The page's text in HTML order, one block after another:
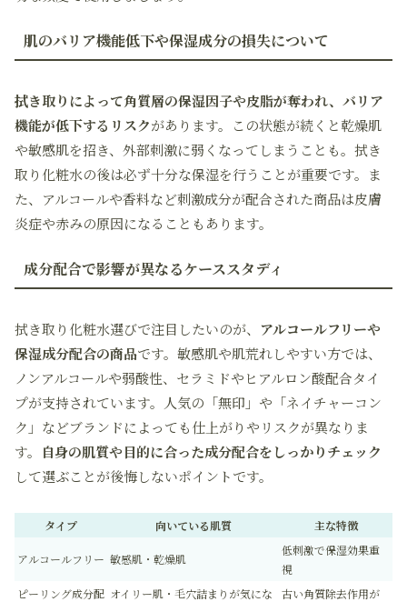
肌のバリア機能低下や保湿成分の損失について
拭き取りによって角質層の保湿因子や皮脂が奪われ、バリア
機能が低下するリスクがあります。この状態が続くと乾燥肌
や敏感肌を招き、外部刺激に弱くなってしまうことも。拭き
取り化粧水の後は必ず十分な保湿を行うことが重要です。ま
た、アルコールや香料など刺激成分が配合された商品は皮膚
炎症や赤みの原因になることもあります。
成分配合で影響が異なるケーススタディ
拭き取り化粧水選びで注目したいのが、 アルコールフリーや
保湿成分配合の商品です。敏感肌や肌荒れしやすい方では、
ノンアルコールや弱酸性、セラミドやヒアルロン酸配合タイ
プが支持されています。人気の「無印」や「ネイチャーコン
ク」などブランドによっても仕上がりやリスクが異なりま
す。
自身の肌質や目的に合った成分配合をしっかりチェック
して選ぶことが後悔しないポイントです。
タイプ 向いている肌質 主な特徴
アルコールフリー 敏感肌・乾燥肌
低刺激で保湿効果重
視
ピーリング成分配 オイリー肌・毛穴詰まりが気にな
古い角質除去作用が